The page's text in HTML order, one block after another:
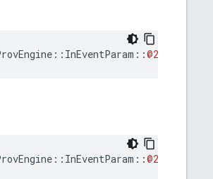
:: InEventParam ::@247
:: InEventParam ::@247